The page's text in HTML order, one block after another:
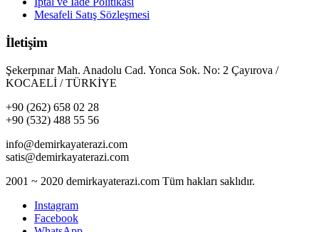
Mesafeli Satış Sözleşmesi
İletişim
Şekerpınar Mah. Anadolu Cad. Yonca Sok. No: 2 Çayırova /
KOCAELİ / TÜRKİYE
+90 (262) 658 02 28
+90 (532) 488 55 56
info@demirkayaterazi.com
satis@demirkayaterazi.com
2001 ~ 2020 demirkayaterazi.com Tüm hakları saklıdır.
Instagram
Facebook